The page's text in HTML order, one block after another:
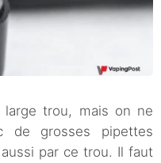
large trou, mais on ne
de grosses pipettes
par ce trou. Il faut